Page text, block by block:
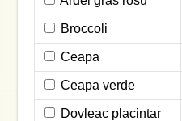
Broccoli
Ceapa
Ceapa verde
Dovleac placintar